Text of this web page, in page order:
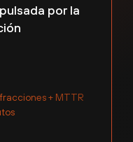
por la
+ MTTR